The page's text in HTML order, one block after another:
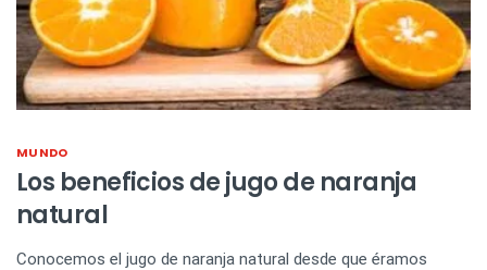
MUNDO
Los beneficios de jugo de naranja
natural
Conocemos el jugo de naranja natural desde que éramos